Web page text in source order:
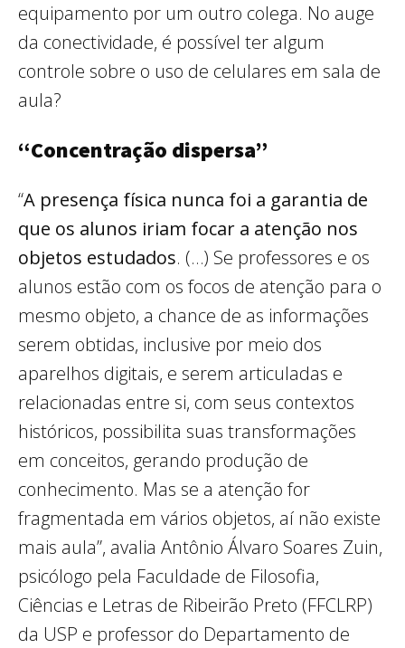
equipamento por um outro colega. No auge
da conectividade, é possível ter algum
controle sobre o uso de celulares em sala de
aula?
“Concentração dispersa”
“A presença física nunca foi a garantia de
que os alunos iriam focar a atenção nos
objetos estudados. (…) Se professores e os
alunos estão com os focos de atenção para o
mesmo objeto, a chance de as informações
serem obtidas, inclusive por meio dos
aparelhos digitais, e serem articuladas e
relacionadas entre si, com seus contextos
históricos, possibilita suas transformações
em conceitos, gerando produção de
conhecimento. Mas se a atenção for
fragmentada em vários objetos, aí não existe
mais aula”, avalia Antônio Álvaro Soares Zuin,
psicólogo pela Faculdade de Filosofia,
Ciências e Letras de Ribeirão Preto (FFCLRP)
da USP e professor do Departamento de